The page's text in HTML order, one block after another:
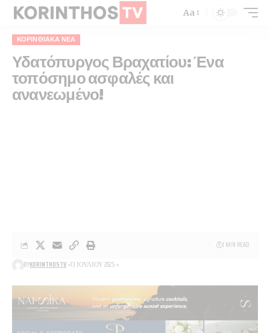
Aa
ΚΟΡΙΝΘΙΑΚΆ ΝΈΑ
Υδατόπυργος Βραχατίου: Ένα
τοπόσημο ασφαλές και
ανανεωμένο!
BYKORINTHOSTV 13 ΙΟΥΛΊΟΥ 2025
1 MIN READ